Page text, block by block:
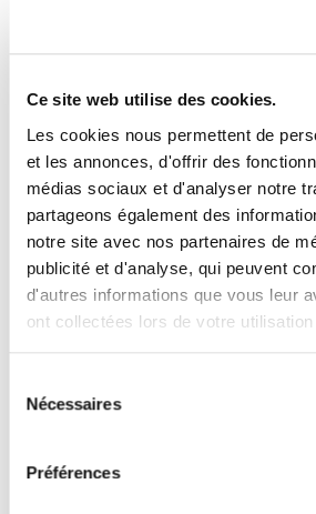
Ce site web utilise des cookies.
Les cookies nous permettent de
et les annonces, d'offrir des
médias sociaux et d'analyser notre
partageons également des
notre site avec nos partenaires de
publicité et d'analyse, qui peuvent
d'autres informations que vous leur
ont collectées lors de votre
Nécessaires
Préférences
permet d’allier esthétique
Actualités et
de Quadro